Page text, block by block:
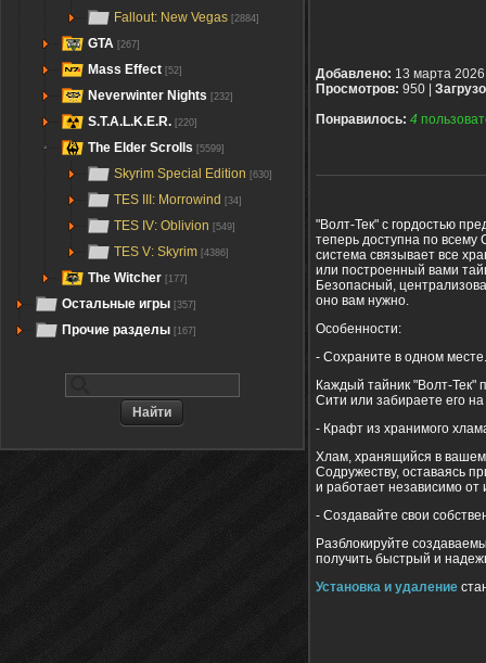
Fallout: New Vegas [2884]
GTA [267]
Mass Effect [52]
Neverwinter Nights [232]
S.T.A.L.K.E.R. [220]
The Elder Scrolls [5599]
Skyrim Special Edition [630]
TES III: Morrowind [34]
TES IV: Oblivion [549]
TES V: Skyrim [4386]
The Witcher [177]
Остальные игры [357]
Прочие разделы [167]
Добавлено: 13 марта 2026
Просмотров: 950 |
Понравилось: 4
"Волт-Тек" с гордостью
теперь доступна по всему
система связывает все
или построенный вами
Безопасный,
оно вам нужно.
Особенности:
- Сохраните в одном
Каждый тайник "Волт-
Сити или забираете его на
- Крафт из хранимого
Хлам, хранящийся в вашем
Содружеству, оставаясь
и работает независимо от
- Создавайте свои
Разблокируйте
получить быстрый и
Установка и удаление